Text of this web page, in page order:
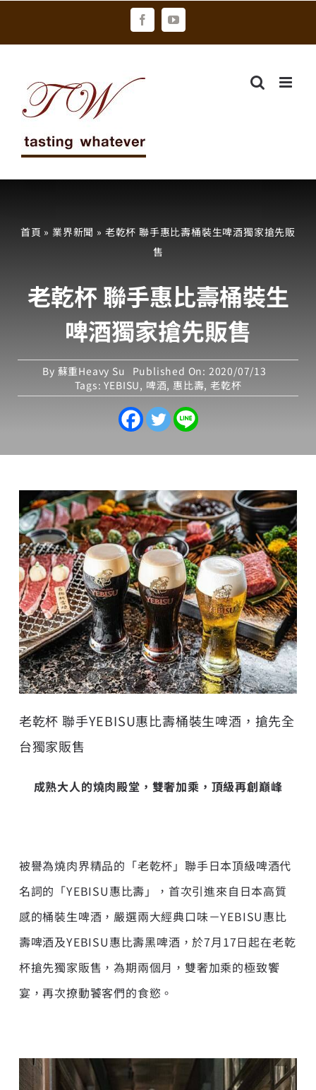
FacebookYouTube
首頁 » 業界新聞 » 老乾杯 聯手惠比壽桶裝生啤酒獨家搶先販
售
老乾杯 聯手惠比壽桶裝生
啤酒獨家搶先販售
By 蘇重Heavy Su
Published On: 2020/07/13
Tags:YEBISU, 啤酒, 惠比壽,老乾杯
老乾杯 聯手YEBISU惠比壽桶裝生啤酒，搶先全
台獨家販售
成熟大人的燒肉殿堂，雙奢加乘，頂級再創巔峰
被譽為燒肉界精品的「老乾杯」聯手日本頂級啤酒代
名詞的「YEBISU惠比壽」，首次引進來自日本高質
感的桶裝生啤酒，嚴選兩大經典口味－YEBISU惠比
壽啤酒及YEBISU惠比壽黑啤酒，於7月17日起在老乾
杯搶先獨家販售，為期兩個月，雙奢加乘的極致饗
宴，再次撩動饕客們的食慾。